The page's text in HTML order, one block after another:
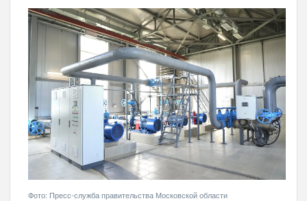
Фото: Пресс-служба правительства Московской области